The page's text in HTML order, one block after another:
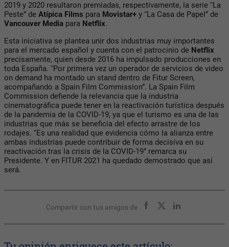
2019 y 2020 resultaron premiadas, respectivamente, la serie “La
Peste” de Atípica Films para Movistar+ y “La Casa de Papel” de
Vancouver Media para Netflix.
Esta iniciativa se plantea unir dos industrias muy importantes
para el mercado español y cuenta con el patrocinio de Netflix
precisamente, quien desde 2016 ha impulsado producciones en
toda España. “Por primera vez un operador de servicios de video
on demand ha montado un stand dentro de Fitur Screen,
acompañando a Spain Film Commission”. La Spain Film
Commission defiende la relevancia que la industria
cinematográfica puede tener en la reactivación turística después
de la pandemia de la COVID-19, ya que el turismo es una de las
industrias que más se beneficia del efecto arrastre de los
rodajes. “Es una realidad que evidencia cómo la alianza entre
ambas industrias puede contribuir de forma decisiva en su
reactivación tras la crisis de la COVID-19” remarca su
Presidente. Y en FITUR 2021 ha quedado demostrado que así
será.
Compartir con tus amigos de